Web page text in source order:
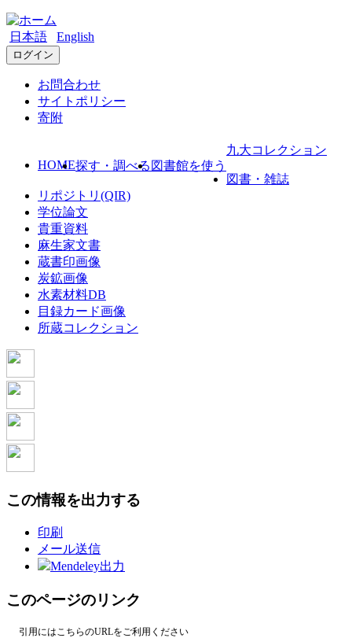
日本語 English
ログイン
お問合わせ
サイトポリシー
寄附
HOME探す・調べる 図書館を使う
九大コレクション
図書・雑誌
リポジトリ(QIR)
学位論文
貴重資料
麻生家文書
蔵書印画像
炭鉱画像
水素材料DB
目録カード画像
所蔵コレクション
この情報を出力する
印刷
メール送信
Mendeley出力
このページのリンク
引用にはこちらのURLをご利用ください